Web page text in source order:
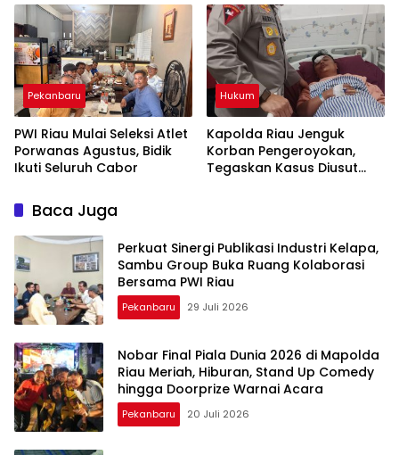
Pekanbaru
PWI Riau Mulai Seleksi Atlet
Porwanas Agustus, Bidik
Ikuti Seluruh Cabor
Hukum
Kapolda Riau Jenguk
Korban Pengeroyokan,
Tegaskan Kasus Diusut
Baca Juga
Perkuat Sinergi Publikasi Industri Kelapa,
Sambu Group Buka Ruang Kolaborasi
Bersama PWI Riau
Pekanbaru 29 Juli 2026
Nobar Final Piala Dunia 2026 di Mapolda
Riau Meriah, Hiburan, Stand Up Comedy
hingga Doorprize Warnai Acara
Pekanbaru 20 Juli 2026